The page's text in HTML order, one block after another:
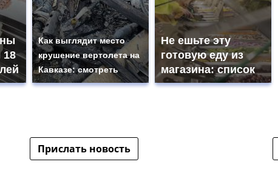
18
Как выглядит место
крушение вертолета на
Кавказе: смотреть
Не ешьте эту
готовую еду из
магазина: список
Прислать новость